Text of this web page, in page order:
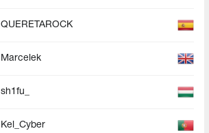
QUERETAROCK
Marcelek
sh1fu_
Kel_Cyber